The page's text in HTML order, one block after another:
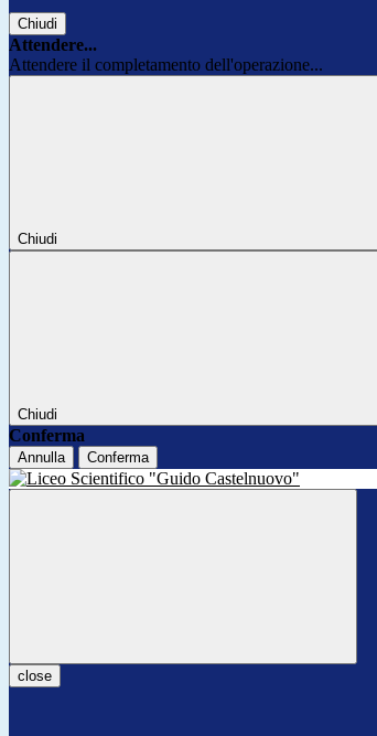
Chiudi
Attendere...
Attendere il completamento dell'operazione...
Chiudi
Chiudi
Conferma
Annulla Conferma
close